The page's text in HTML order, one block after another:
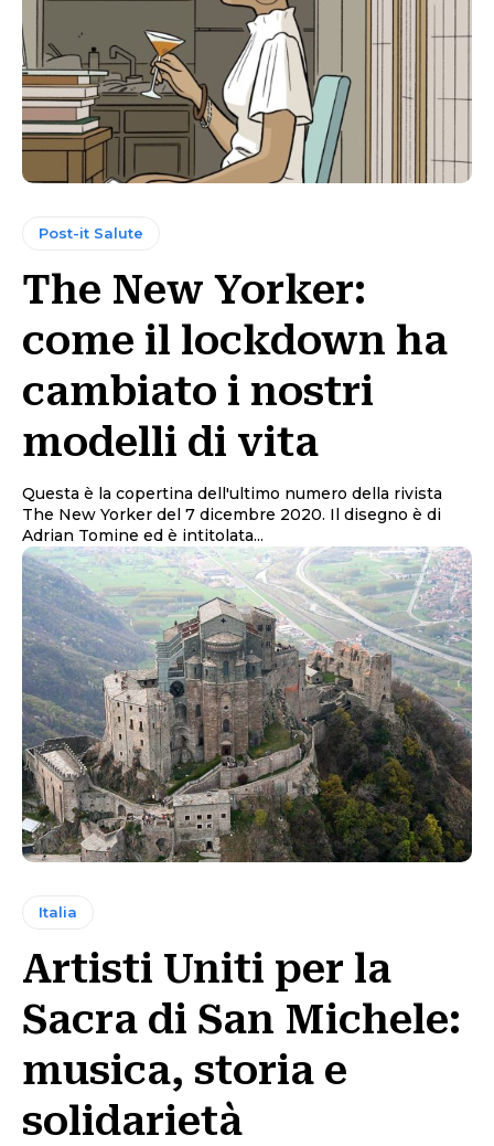
Post-it Salute
The New Yorker:
come il lockdown ha
cambiato i nostri
modelli di vita
Questa è la copertina dell'ultimo numero della rivista
The New Yorker del 7 dicembre 2020. Il disegno è di
Adrian Tomine ed è intitolata...
Italia
Artisti Uniti per la
Sacra di San Michele:
musica, storia e
solidarietà